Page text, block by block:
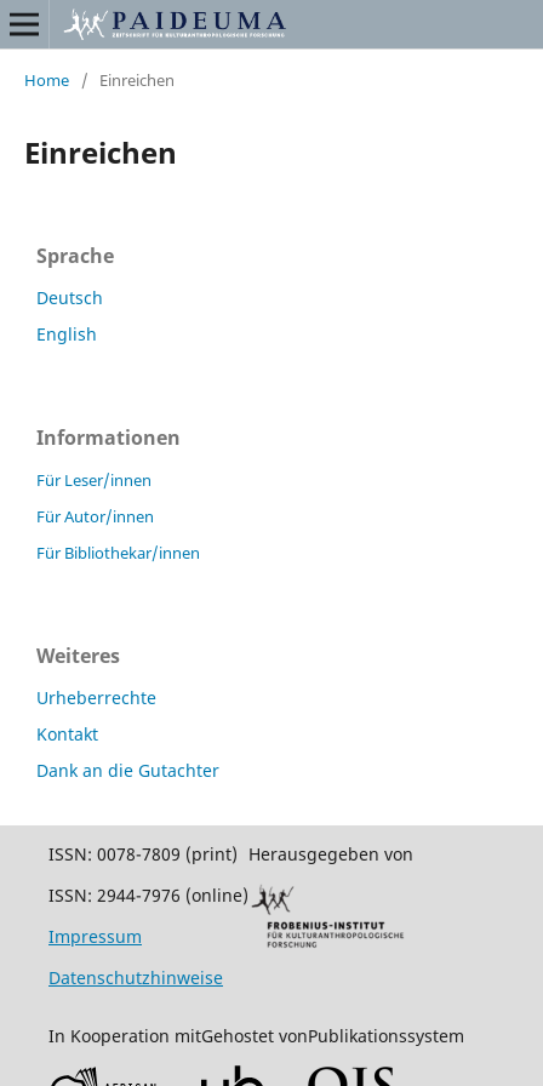
Home / Einreichen
Einreichen
Sprache
Deutsch
English
Informationen
Für Leser/innen
Für Autor/innen
Für Bibliothekar/innen
Weiteres
Urheberrechte
Kontakt
Dank an die Gutachter
ISSN: 0078-7809 (print)
ISSN: 2944-7976 (online)
Impressum
Datenschutzhinweise
Herausgegeben von
In Kooperation mitGehostet vonPublikationssystem